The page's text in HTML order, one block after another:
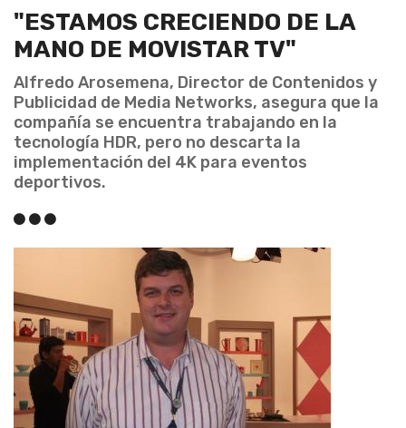
"ESTAMOS CRECIENDO DE LA
MANO DE MOVISTAR TV"
Alfredo Arosemena, Director de Contenidos y
Publicidad de Media Networks, asegura que la
compañía se encuentra trabajando en la
tecnología HDR, pero no descarta la
implementación del 4K para eventos
deportivos.